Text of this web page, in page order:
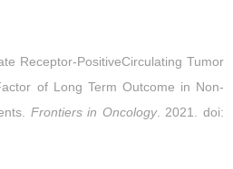
Receptor-PositiveCirculating Tumor
of Long Term Outcome in Non-
Frontiers in Oncology. 2021. doi: